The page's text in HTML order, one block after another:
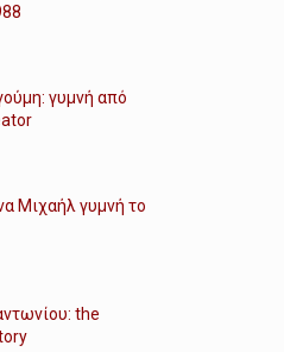
γυμνή από
Μιχαήλ γυμνή το
the